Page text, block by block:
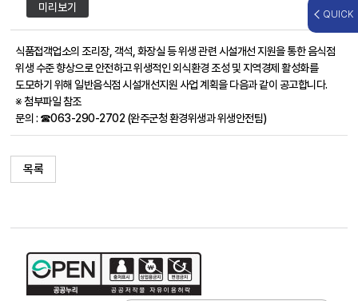
미리보기
식품접객업소의 조리장, 객석, 화장실 등 위생 관련 시설개선 지원을 통한 음식점
위생 수준 향상으로 안전하고 위생적인 외식환경 조성 및 지역경제 활성화를
도모하기 위해 일반음식점 시설개선지원 사업 계획을 다음과 같이 공고합니다.
※ 첨부파일 참조
문의 : ☎063-290-2702 (완주군청 환경위생과 위생안전팀)
목록
QUICK